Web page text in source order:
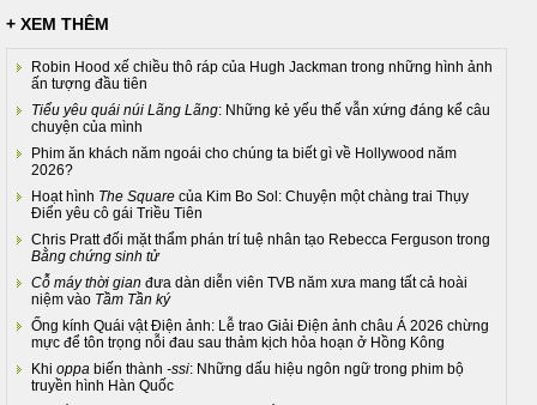
+ XEM THÊM
Robin Hood xế chiều thô ráp của Hugh Jackman trong những hình ảnh
ấn tượng đầu tiên
Tiểu yêu quái núi Lãng Lãng: Những kẻ yếu thế vẫn xứng đáng kể câu
chuyện của mình
Phim ăn khách năm ngoái cho chúng ta biết gì về Hollywood năm
2026?
Hoạt hình The Square của Kim Bo Sol: Chuyện một chàng trai Thụy
Điển yêu cô gái Triều Tiên
Chris Pratt đối mặt thẩm phán trí tuệ nhân tạo Rebecca Ferguson trong
Bằng chứng sinh tử
Cỗ máy thời gian đưa dàn diễn viên TVB năm xưa mang tất cả hoài
niệm vào Tầm Tần ký
Ống kính Quái vật Điện ảnh: Lễ trao Giải Điện ảnh châu Á 2026 chừng
mực để tôn trọng nỗi đau sau thảm kịch hỏa hoạn ở Hồng Kông
Khi oppa biến thành -ssi: Những dấu hiệu ngôn ngữ trong phim bộ
truyền hình Hàn Quốc